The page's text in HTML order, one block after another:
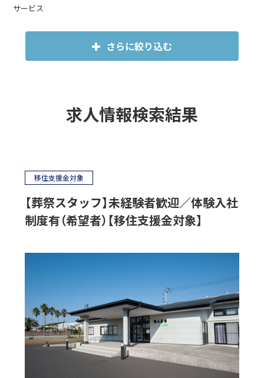
サービス
さらに絞り込む
求人情報検索結果
移住支援金対象
【葬祭スタッフ】未経験者歓迎／体験入社
制度有（希望者）【移住支援金対象】